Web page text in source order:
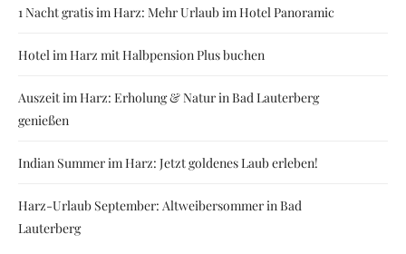
1 Nacht gratis im Harz: Mehr Urlaub im Hotel Panoramic
Hotel im Harz mit Halbpension Plus buchen
Auszeit im Harz: Erholung & Natur in Bad Lauterberg
genießen
Indian Summer im Harz: Jetzt goldenes Laub erleben!
Harz-Urlaub September: Altweibersommer in Bad
Lauterberg